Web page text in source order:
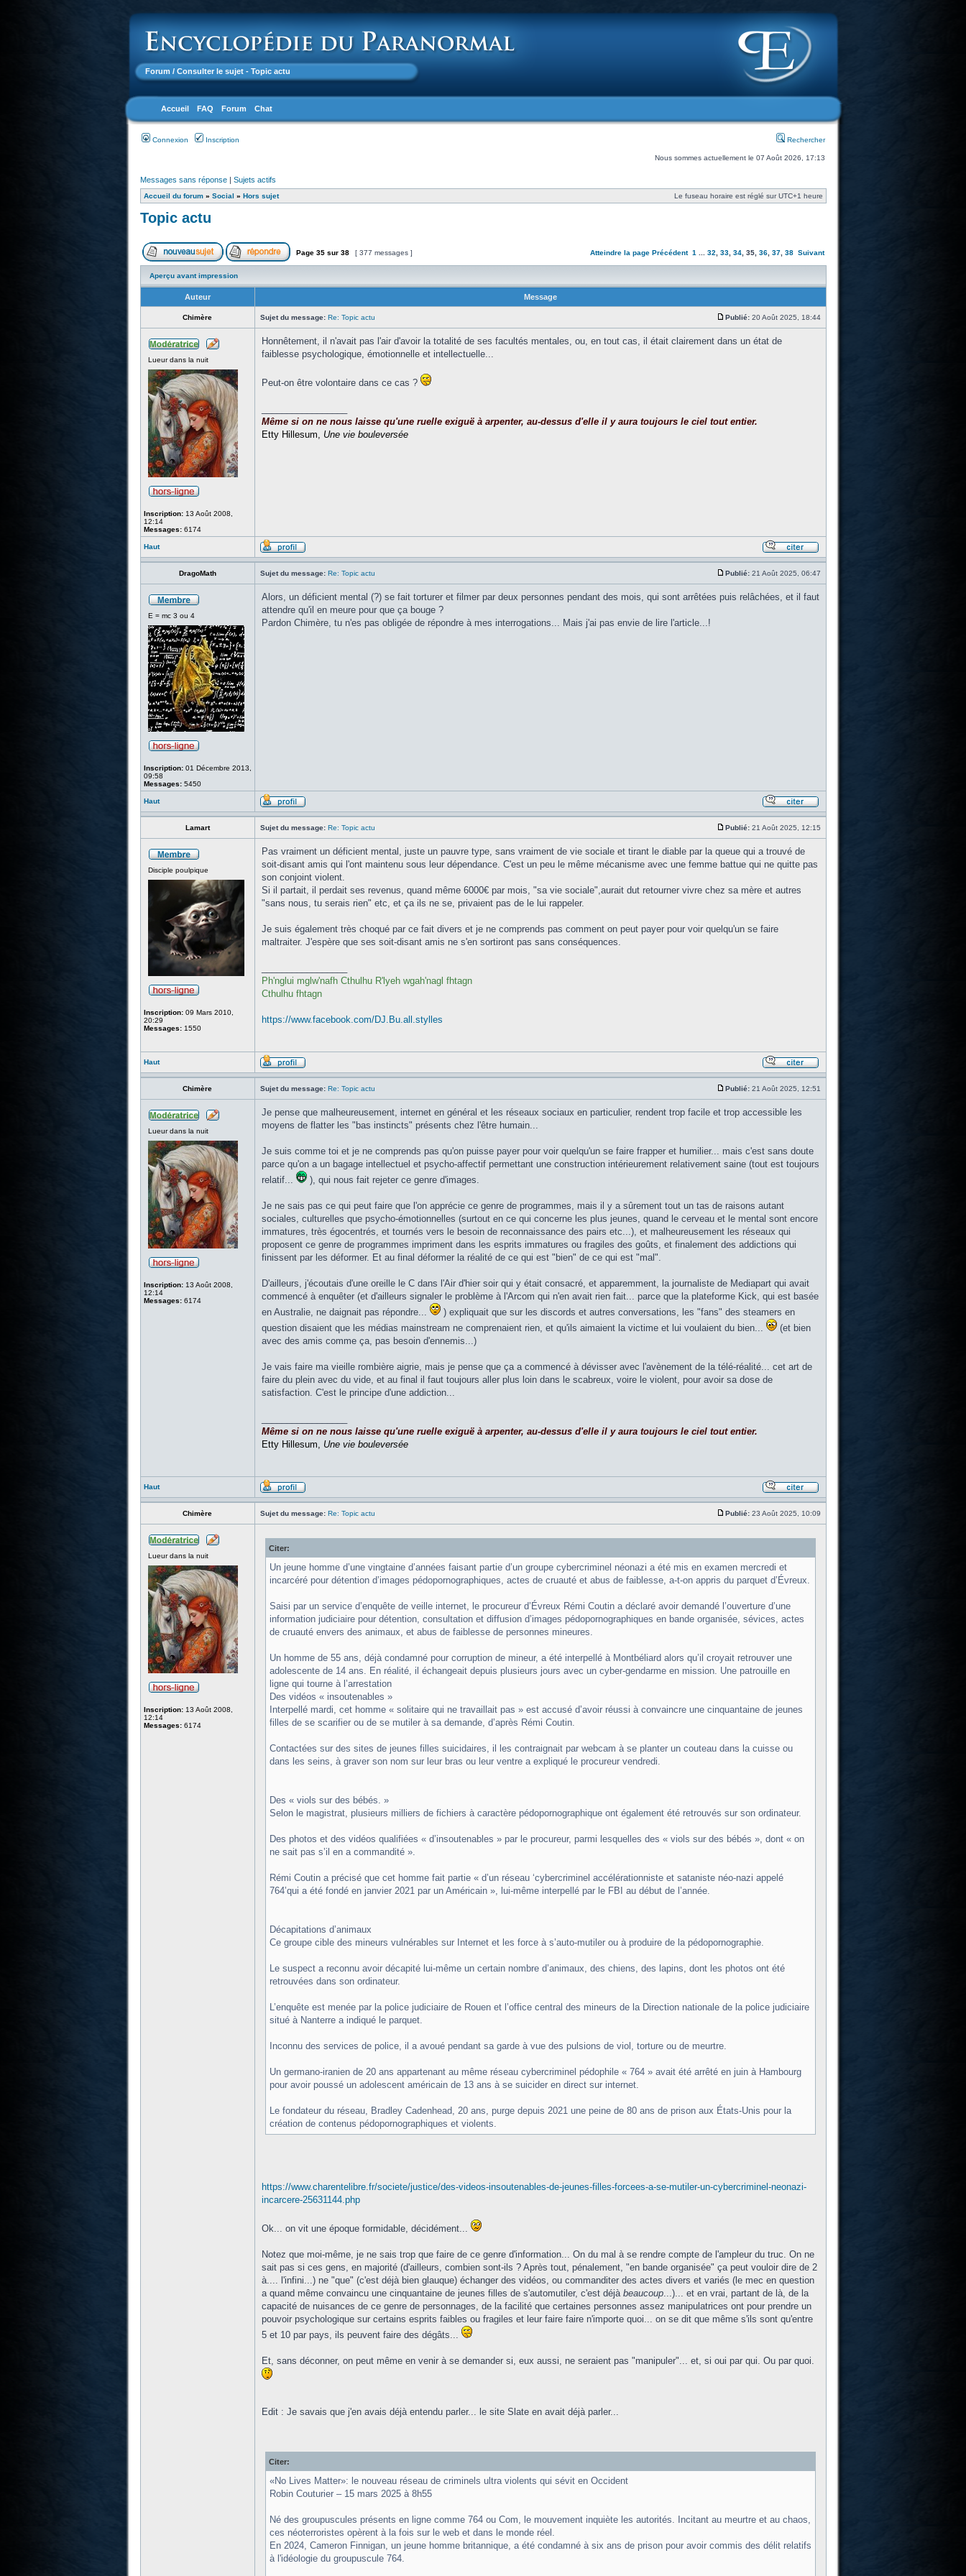
Forum / Consulter le sujet - Topic actu
Accueil FAQ Forum Chat
Connexion Inscription Rechercher
Nous sommes actuellement le 07 Août 2026, 17:13
Messages sans réponse| Sujets actifs
Accueil du forum» Social » Hors sujet Le fuseau horaire est réglé sur UTC+1 heure
Topic actu
Page 35sur 38 [ 377 messages ] Atteindre la page Précédent 1 32 33, 34, 35, 36, 37, 38 Suivant
Aperçu avant impression
Auteur Message
Chimère Sujet du message: Re: Topic actu Publié:20 Août 2025, 18:44
Lueur dans la nuit
Inscription:13 Août 2008,
12:14
Messages:6174
Honnêtement, il n'avait pas l'air d'avoir la totalité de ses facultés mentales, ou, en tout cas, il était clairement dans un état de
faiblesse psychologique, émotionnelle et intellectuelle...
Peut-on être volontaire dans ce cas ?
Même si on ne nous laisse qu'une ruelle exiguë à arpenter, au-dessus d'elle il y aura toujours le ciel tout entier.
Etty Hillesum, Une vie bouleversée
Haut
DragoMath Sujet du message: Re: Topic actu Publié:21 Août 2025, 06:47
E = mc 3 ou 4
Inscription:01 Décembre 2013,
09:58
Messages:5450
Alors, un déficient mental (?) se fait torturer et filmer par deux personnes pendant des mois, qui sont arrêtées puis relâchées, et il faut
attendre qu'il en meure pour que ça bouge ?
Pardon Chimère, tu n'es pas obligée de répondre à mes interrogations... Mais j'ai pas envie de lire l'article...!
Haut
Lamart Sujet du message: Re: Topic actu Publié:21 Août 2025, 12:15
Disciple poulpique
Inscription:09 Mars 2010,
20:29
Messages:1550
Pas vraiment un déficient mental, juste un pauvre type, sans vraiment de vie sociale et tirant le diable par la queue qui a trouvé de
soit-disant amis qui l'ont maintenu sous leur dépendance. C'est un peu le même mécanisme avec une femme battue qui ne quitte pas
son conjoint violent.
Si il partait, il perdait ses revenus, quand même 6000€ par mois, "sa vie sociale",aurait dut retourner vivre chez sa mère et autres
"sans nous, tu serais rien" etc, et ça ils ne se, privaient pas de le lui rappeler.
Je suis également très choqué par ce fait divers et je ne comprends pas comment on peut payer pour voir quelqu'un se faire
maltraiter. J'espère que ses soit-disant amis ne s'en sortiront pas sans conséquences.
Ph'nglui mglw'nafh Cthulhu R'lyeh wgah'nagl fhtagn
Cthulhu fhtagn
https://www.facebook.com/DJ.Bu.all.stylles
Haut
Chimère Sujet du message: Re: Topic actu Publié:21 Août 2025, 12:51
Lueur dans la nuit
Inscription:13 Août 2008,
12:14
Messages:6174
Je pense que malheureusement, internet en général et les réseaux sociaux en particulier, rendent trop facile et trop accessible les
moyens de flatter les "bas instincts" présents chez l'être humain...
Je suis comme toi et je ne comprends pas qu'on puisse payer pour voir quelqu'un se faire frapper et humilier... mais c'est sans doute
parce qu'on a un bagage intellectuel et psycho-affectif permettant une construction intérieurement relativement saine (tout est toujours
relatif...
), qui nous fait rejeter ce genre d'images.
Je ne sais pas ce qui peut faire que l'on apprécie ce genre de programmes, mais il y a sûrement tout un tas de raisons autant
sociales, culturelles que psycho-émotionnelles (surtout en ce qui concerne les plus jeunes, quand le cerveau et le mental sont encore
immatures, très égocentrés, et tournés vers le besoin de reconnaissance des pairs etc...), et malheureusement les réseaux qui
proposent ce genre de programmes impriment dans les esprits immatures ou fragiles des goûts, et finalement des addictions qui
finissent par les déformer. Et au final déformer la réalité de ce qui est "bien" de ce qui est "mal".
D'ailleurs, j'écoutais d'une oreille le C dans l'Air d'hier soir qui y était consacré, et apparemment, la journaliste de Mediapart qui avait
commencé à enquêter (et d'ailleurs signaler le problème à l'Arcom qui n'en avait rien fait... parce que la plateforme Kick, qui est basée
en Australie, ne daignait pas répondre...
) expliquait que sur les discords et autres conversations, les "fans" des steamers en
question disaient que les médias mainstream ne comprenaient rien, et qu'ils aimaient la victime et lui voulaient du bien...
(et bien
avec des amis comme ça, pas besoin d'ennemis...)
Je vais faire ma vieille rombière aigrie, mais je pense que ça a commencé à dévisser avec l'avènement de la télé-réalité... cet art de
faire du plein avec du vide, et au final il faut toujours aller plus loin dans le scabreux, voire le violent, pour avoir sa dose de
satisfaction. C'est le principe d'une addiction...
Même si on ne nous laisse qu'une ruelle exiguë à arpenter, au-dessus d'elle il y aura toujours le ciel tout entier.
Etty Hillesum, Une vie bouleversée
Haut
Chimère Sujet du message: Re: Topic actu Publié:23 Août 2025, 10:09
Lueur dans la nuit
Inscription:13 Août 2008,
12:14
Messages:6174
Citer:
Un jeune homme d’une vingtaine d’années faisant partie d’un groupe cybercriminel néonazi a été mis en examen mercredi et
incarcéré pour détention d’images pédopornographiques, actes de cruauté et abus de faiblesse, a-t-on appris du parquet d’Évreux.
Saisi par un service d’enquête de veille internet, le procureur d’Évreux Rémi Coutin a déclaré avoir demandé l’ouverture d’une
information judiciaire pour détention, consultation et diffusion d’images pédopornographiques en bande organisée, sévices, actes
de cruauté envers des animaux, et abus de faiblesse de personnes mineures.
Un homme de 55 ans, déjà condamné pour corruption de mineur, a été interpellé à Montbéliard alors qu’il croyait retrouver une
adolescente de 14 ans. En réalité, il échangeait depuis plusieurs jours avec un cyber-gendarme en mission. Une patrouille en
ligne qui tourne à l’arrestation
Des vidéos « insoutenables »
Interpellé mardi, cet homme « solitaire qui ne travaillait pas » est accusé d’avoir réussi à convaincre une cinquantaine de jeunes
filles de se scarifier ou de se mutiler à sa demande, d’après Rémi Coutin.
Contactées sur des sites de jeunes filles suicidaires, il les contraignait par webcam à se planter un couteau dans la cuisse ou
dans les seins, à graver son nom sur leur bras ou leur ventre a expliqué le procureur vendredi.
Des « viols sur des bébés. »
Selon le magistrat, plusieurs milliers de fichiers à caractère pédopornographique ont également été retrouvés sur son ordinateur.
Des photos et des vidéos qualifiées « d’insoutenables » par le procureur, parmi lesquelles des « viols sur des bébés », dont « on
ne sait pas s’il en a commandité ».
Rémi Coutin a précisé que cet homme fait partie « d’un réseau ‘cybercriminel accélérationniste et sataniste néo-nazi appelé
764’qui a été fondé en janvier 2021 par un Américain », lui-même interpellé par le FBI au début de l’année.
Décapitations d’animaux
Ce groupe cible des mineurs vulnérables sur Internet et les force à s’auto-mutiler ou à produire de la pédopornographie.
Le suspect a reconnu avoir décapité lui-même un certain nombre d’animaux, des chiens, des lapins, dont les photos ont été
retrouvées dans son ordinateur.
L’enquête est menée par la police judiciaire de Rouen et l’office central des mineurs de la Direction nationale de la police judiciaire
situé à Nanterre a indiqué le parquet.
Inconnu des services de police, il a avoué pendant sa garde à vue des pulsions de viol, torture ou de meurtre.
Un germano-iranien de 20 ans appartenant au même réseau cybercriminel pédophile « 764 » avait été arrêté en juin à Hambourg
pour avoir poussé un adolescent américain de 13 ans à se suicider en direct sur internet.
Le fondateur du réseau, Bradley Cadenhead, 20 ans, purge depuis 2021 une peine de 80 ans de prison aux États-Unis pour la
création de contenus pédopornographiques et violents.
https://www.charentelibre.fr/societe/justice/des-videos-insoutenables-de-jeunes-filles-forcees-a-se-mutiler-un-cybercriminel-neonazi-
incarcere-25631144.php
Ok... on vit une époque formidable, décidément...
Notez que moi-même, je ne sais trop que faire de ce genre d'information... On du mal à se rendre compte de l'ampleur du truc. On ne
sait pas si ces gens, en majorité (d'ailleurs, combien sont-ils ? Après tout, pénalement, "en bande organisée" ça peut vouloir dire de 2
à.... l'infini...) ne "que" (c'est déjà bien glauque) échanger des vidéos, ou commanditer des actes divers et variés (le mec en question
a quand même convaincu une cinquantaine de jeunes filles de s'automutiler, c'est déjà beaucoup...)... et en vrai, partant de là, de la
capacité de nuisances de ce genre de personnages, de la facilité que certaines personnes assez manipulatrices ont pour prendre un
pouvoir psychologique sur certains esprits faibles ou fragiles et leur faire faire n'importe quoi... on se dit que même s'ils sont qu'entre
5 et 10 par pays, ils peuvent faire des dégâts...
Et, sans déconner, on peut même en venir à se demander si, eux aussi, ne seraient pas "manipuler"... et, si oui par qui. Ou par quoi.
Edit : Je savais que j'en avais déjà entendu parler... le site Slate en avait déjà parler...
Citer:
«No Lives Matter»: le nouveau réseau de criminels ultra violents qui sévit en Occident
Robin Couturier – 15 mars 2025 à 8h55
Né des groupuscules présents en ligne comme 764 ou Com, le mouvement inquiète les autorités. Incitant au meurtre et au chaos,
ces néoterroristes opèrent à la fois sur le web et dans le monde réel.
En 2024, Cameron Finnigan, un jeune homme britannique, a été condamné à six ans de prison pour avoir commis des délit relatifs
à l'idéologie du groupuscule 764.